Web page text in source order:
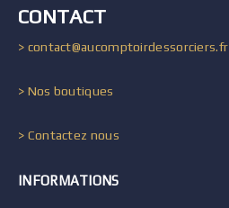
CONTACT
> contact@aucomptoirdessorciers.fr
> Nos boutiques
> Contactez nous
INFORMATIONS